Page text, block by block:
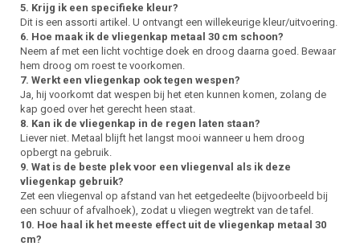
5. Krijg ik een specifieke kleur?
Dit is een assorti artikel. U ontvangt een willekeurige kleur/uitvoering.
6. Hoe maak ik de vliegenkap metaal 30 cm schoon?
Neem af met een licht vochtige doek en droog daarna goed. Bewaar
hem droog om roest te voorkomen.
7. Werkt een vliegenkap ook tegen wespen?
Ja, hij voorkomt dat wespen bij het eten kunnen komen, zolang de
kap goed over het gerecht heen staat.
8. Kan ik de vliegenkap in de regen laten staan?
Liever niet. Metaal blijft het langst mooi wanneer u hem droog
opbergt na gebruik.
9. Wat is de beste plek voor een vliegenval als ik deze
vliegenkap gebruik?
Zet een vliegenval op afstand van het eetgedeelte (bijvoorbeeld bij
een schuur of afvalhoek), zodat u vliegen wegtrekt van de tafel.
10. Hoe haal ik het meeste effect uit de vliegenkap metaal 30
cm?